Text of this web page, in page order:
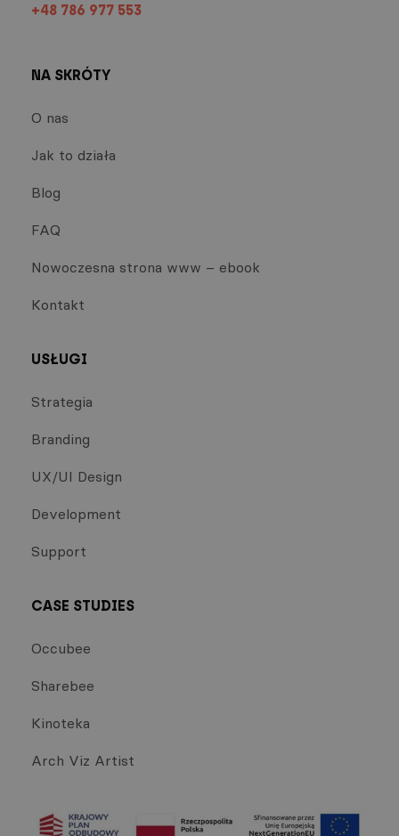
+48 786 977 553
NA SKRÓTY
O nas
Jak to działa
Blog
FAQ
Nowoczesna strona www – ebook
Kontakt
USŁUGI
Strategia
Branding
UX/UI Design
Development
Support
CASE STUDIES
Occubee
Sharebee
Kinoteka
Arch Viz Artist